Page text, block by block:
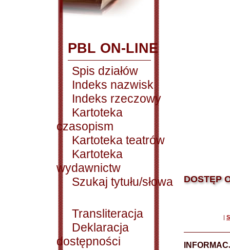
PBL ON-LINE
Spis działów
Indeks nazwisk
Indeks rzeczowy
Kartoteka
czasopism
Kartoteka teatrów
Kartoteka
wydawnictw
Szukaj tytułu/słowa
Transliteracja
Deklaracja
dostępności
DOSTĘP
|